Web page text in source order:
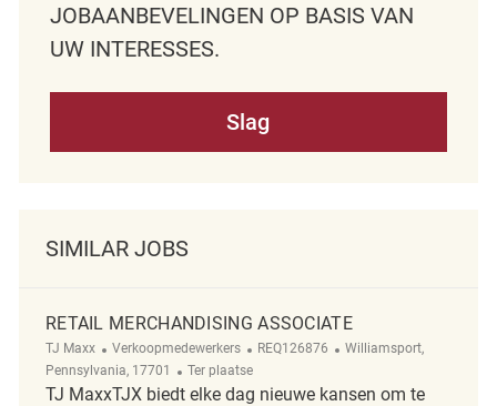
JOBAANBEVELINGEN OP BASIS VAN
UW INTERESSES.
Slag
SIMILAR JOBS
RETAIL MERCHANDISING ASSOCIATE
TJ Maxx Categorie
Verkoopmedewerkers ReqId
REQ126876 Plaats
Williamsport,
Pennsylvania, 17701
Afgelegen
Ter plaatse
TJ MaxxTJX biedt elke dag nieuwe kansen om te